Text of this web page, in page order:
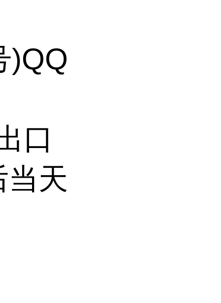
)QQ
口
天